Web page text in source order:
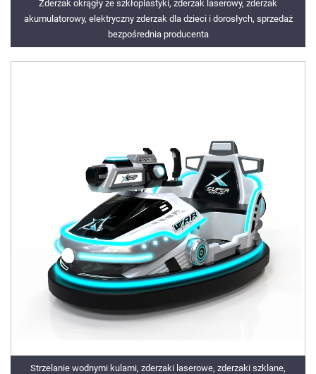
Zderzak okrągły ze szkłoplastyki, zderzak laserowy, zderzak
akumulatorowy, elektryczny zderzak dla dzieci i dorosłych, sprzedaż
bezpośrednia producenta
Strzelanie wodnymi kulami, zderzaki laserowe, zderzaki szklane,